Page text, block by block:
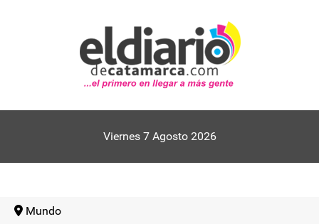
Viernes 7 Agosto 2026
Mundo